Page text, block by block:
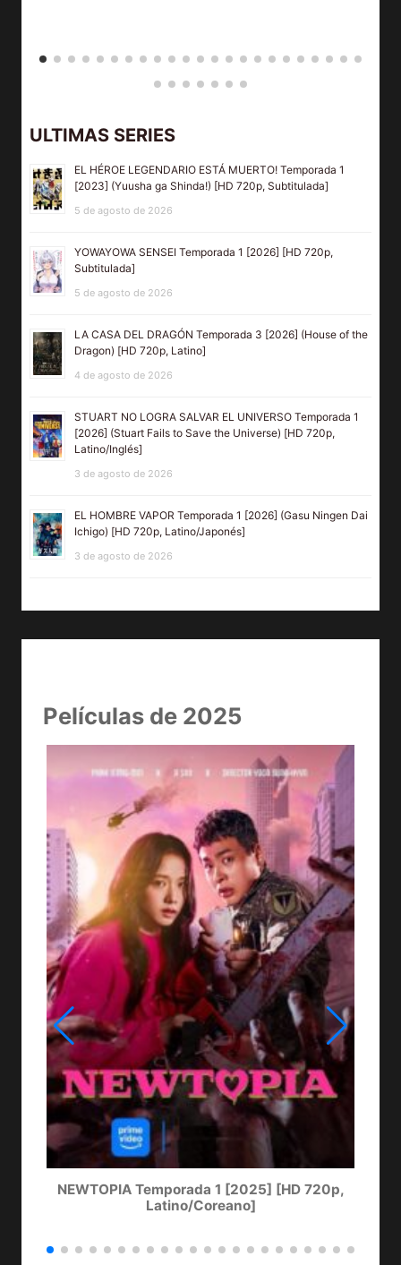
ULTIMAS SERIES
EL HÉROE LEGENDARIO ESTÁ MUERTO! Temporada 1
[2023] (Yuusha ga Shinda!) [HD 720p, Subtitulada]
5 de agosto de 2026
YOWAYOWA SENSEI Temporada 1 [2026] [HD 720p,
Subtitulada]
5 de agosto de 2026
LA CASA DEL DRAGÓN Temporada 3 [2026] (House of the
Dragon) [HD 720p, Latino]
4 de agosto de 2026
STUART NO LOGRA SALVAR EL UNIVERSO Temporada 1
[2026] (Stuart Fails to Save the Universe) [HD 720p,
Latino/Inglés]
3 de agosto de 2026
EL HOMBRE VAPOR Temporada 1 [2026] (Gasu Ningen Dai
Ichigo) [HD 720p, Latino/Japonés]
3 de agosto de 2026
Películas de 2025
NEWTOPIA Temporada 1 [2025] [HD 720p,
Latino/Coreano]